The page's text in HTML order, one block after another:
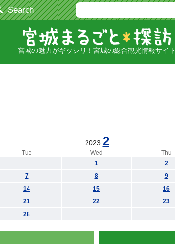
Search
宮城の魅力がギッシリ！宮城の総合観光情報サイト
2023. 2
Tue Wed Thu
1
2
7 8 9
14 15 16
21 22 23
28